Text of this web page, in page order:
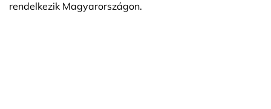
rendelkezik Magyarországon.